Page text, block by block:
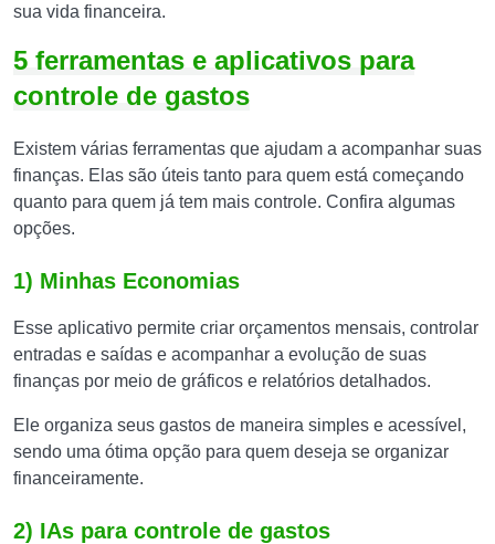
sua vida financeira.
5 ferramentas e aplicativos para
controle de gastos
Existem várias ferramentas que ajudam a acompanhar suas
finanças. Elas são úteis tanto para quem está começando
quanto para quem já tem mais controle. Confira algumas
opções.
1) Minhas Economias
Esse aplicativo permite criar orçamentos mensais, controlar
entradas e saídas e acompanhar a evolução de suas
finanças por meio de gráficos e relatórios detalhados.
Ele organiza seus gastos de maneira simples e acessível,
sendo uma ótima opção para quem deseja se organizar
financeiramente.
2) IAs para controle de gastos